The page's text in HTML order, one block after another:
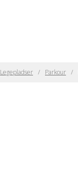
Legepladser Parkour